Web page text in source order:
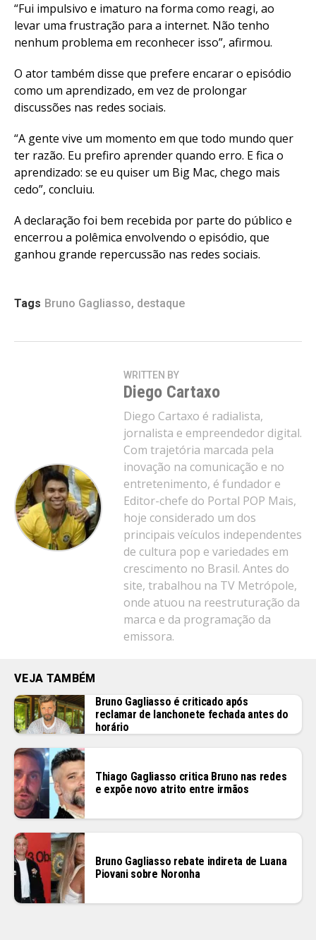
“Fui impulsivo e imaturo na forma como reagi, ao
levar uma frustração para a internet. Não tenho
nenhum problema em reconhecer isso”, afirmou.
O ator também disse que prefere encarar o episódio
como um aprendizado, em vez de prolongar
discussões nas redes sociais.
“A gente vive um momento em que todo mundo quer
ter razão. Eu prefiro aprender quando erro. E fica o
aprendizado: se eu quiser um Big Mac, chego mais
cedo”, concluiu.
A declaração foi bem recebida por parte do público e
encerrou a polêmica envolvendo o episódio, que
ganhou grande repercussão nas redes sociais.
Tags Bruno Gagliasso, destaque
WRITTEN BY
Diego Cartaxo
Diego Cartaxo é radialista,
jornalista e empreendedor digital.
Com trajetória marcada pela
inovação na comunicação e no
entretenimento, é fundador e
Editor-chefe do Portal POP Mais,
hoje considerado um dos
principais veículos independentes
de cultura pop e variedades em
crescimento no Brasil. Antes do
site, trabalhou na TV Metrópole,
onde atuou na reestruturação da
marca e da programação da
emissora.
VEJA TAMBÉM
Bruno Gagliasso é criticado após
reclamar de lanchonete fechada antes do
horário
Thiago Gagliasso critica Bruno nas redes
e expõe novo atrito entre irmãos
Bruno Gagliasso rebate indireta de Luana
Piovani sobre Noronha